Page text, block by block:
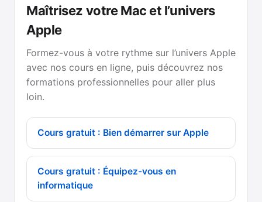
Maîtrisez votre Mac et l’univers
Apple
Formez-vous à votre rythme sur l’univers Apple
avec nos cours en ligne, puis découvrez nos
formations professionnelles pour aller plus
loin.
Cours gratuit : Bien démarrer sur Apple
Cours gratuit : Équipez-vous en
informatique